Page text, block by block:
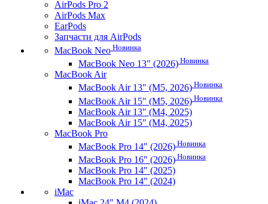
AirPods Pro 2
AirPods Max
EarPods
Запчасти для AirPods
MacBook Neo Новинка
MacBook Neo 13" (2026) Новинка
MacBook Air
MacBook Air 13" (M5, 2026) Новинка
MacBook Air 15" (M5, 2026) Новинка
MacBook Air 13" (M4, 2025)
MacBook Air 15" (M4, 2025)
MacBook Pro
MacBook Pro 14" (2026) Новинка
MacBook Pro 16" (2026) Новинка
MacBook Pro 14" (2025)
MacBook Pro 14" (2024)
iMac